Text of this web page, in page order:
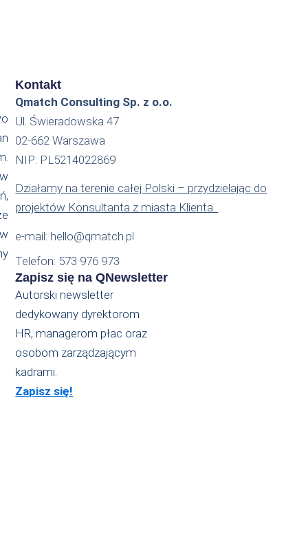
Kontakt
Qmatch Consulting Sp. z o.o.
Ul. Świeradowska 47
02-662 Warszawa
NIP: PL5214022869
Działamy na terenie całej Polski – przydzielając do
projektów Konsultanta z miasta Klienta.
e-mail: hello@qmatch.pl
Telefon: 573 976 973
Zapisz się na QNewsletter
Autorski newsletter
dedykowany dyrektorom
HR, managerom płac oraz
osobom zarządzającym
kadrami.
Zapisz się!